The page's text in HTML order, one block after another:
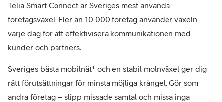
Telia Smart Connect är Sveriges mest använda
företagsväxel. Fler än 10 000 företag använder växeln
varje dag för att effektivisera kommunikationen med
kunder och partners.
Sveriges bästa mobilnät* och en stabil molnväxel ger dig
rätt förutsättningar för minsta möjliga krångel. Gör som
andra företag – slipp missade samtal och missa inga